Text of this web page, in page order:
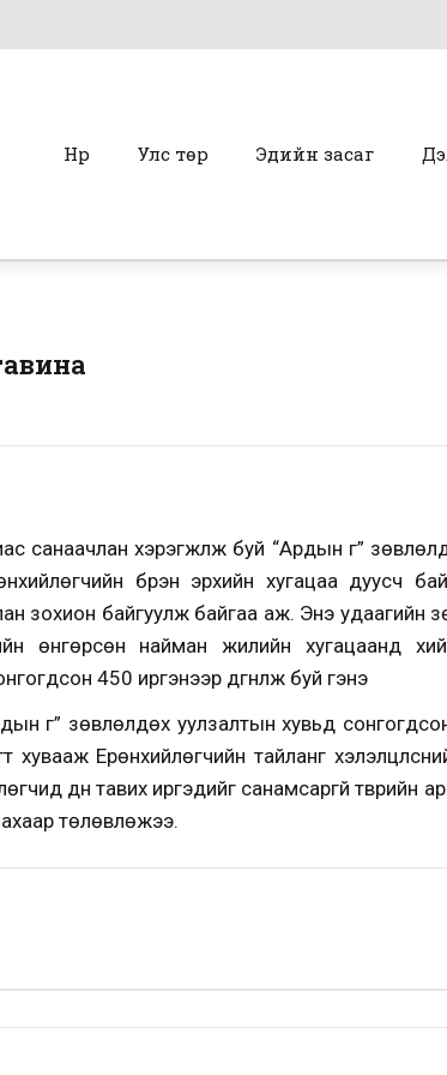
Нүүр Улс төр Эдийн засаг
санаачлан хэрэгжүүлж буй “Ардын үг”
бүрэн эрхийн хугацаа дуусч
зохион байгуулж байгаа аж. Энэ удаагийн
өнгөрсөн найман жилийн хугацаанд
450 иргэнээр дүгнүүлж буй гэнэ
үг” зөвлөлдөх уулзалтын хувьд
хувааж Ерөнхийлөгчийн тайланг
дүн тавих иргэдийг санамсаргүй түүврийн
төлөвлөжээ.